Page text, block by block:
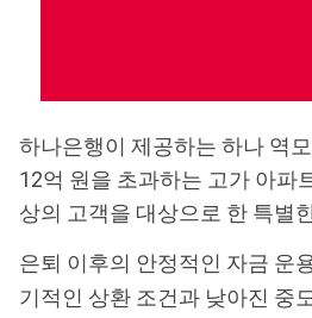
하나은행이 제공하는 하나 역
12억 원을 초과하는 고가 아파
상의 고객을 대상으로 한 특별
은퇴 이후의 안정적인 자금 운
기적인 상환 조건과 낮아진 중